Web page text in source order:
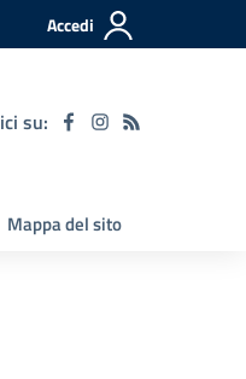
Accedi
su:
Mappa del sito